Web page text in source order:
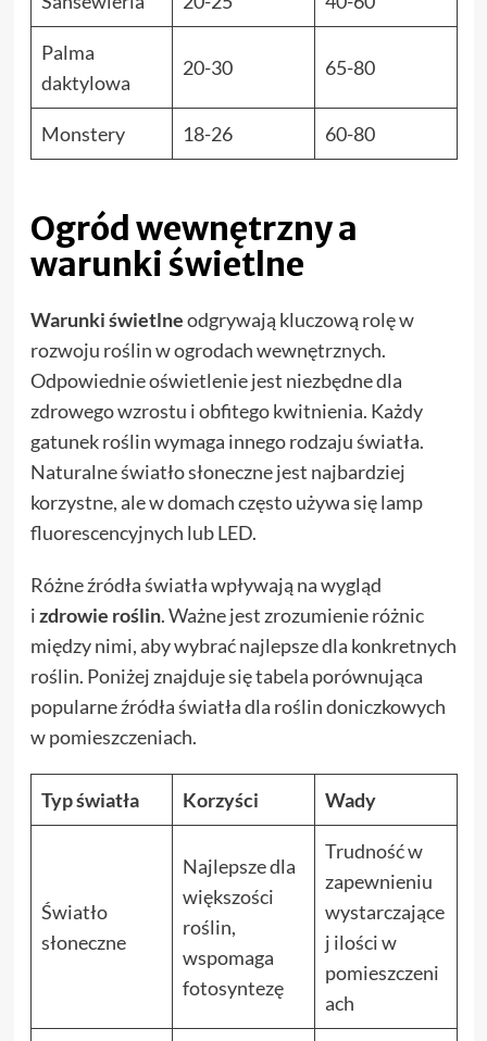
Palma
daktylowa
20-30 65-80
Monstery 18-26 60-80
Ogród wewnętrzny a
warunki świetlne
Warunki świetlneodgrywają kluczową rolę w
rozwoju roślin w ogrodach wewnętrznych.
Odpowiednie oświetlenie jest niezbędne dla
zdrowego wzrostu i obfitego kwitnienia. Każdy
gatunek roślin wymaga innego rodzaju światła.
Naturalne światło słoneczne jest najbardziej
korzystne, ale w domach często używa się lamp
fluorescencyjnych lub LED.
Różne źródła światła wpływają na wygląd
izdrowie roślin. Ważne jest zrozumienie różnic
między nimi, aby wybrać najlepsze dla konkretnych
roślin. Poniżej znajduje się tabela porównująca
popularne źródła światła dla roślin doniczkowych
w pomieszczeniach.
Typ światła Korzyści Wady
Światło
słoneczne
Najlepsze dla
większości
roślin,
wspomaga
fotosyntezę
Trudność w
zapewnieniu
wystarczające
j ilości w
pomieszczeni
ach